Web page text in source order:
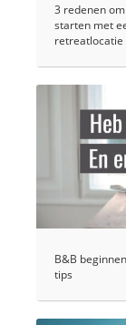
3 redenen
starten met
retreatlocatie
B&B
tips